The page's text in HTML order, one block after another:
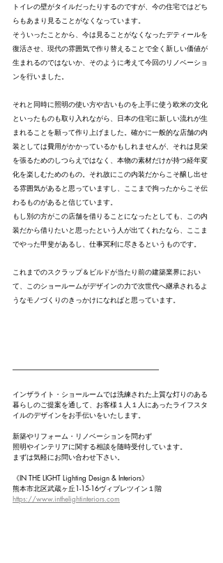
トイレの壁がタイルだったりするのですが、今の住宅ではどち
らもあまり見ることがなくなっています。
そういったことから、今は見ることがなくなったデティールを
復活させ、現代の雰囲気で作り替えることで全く新しい価値が
生まれるのではないか、そのように考えて今回のリノベーショ
ンを行いました。
それと同時に照明の使い方や古いものを上手に使う欧米の文化
といったものも取り入れながら、日本の住宅に新しい流れが生
まれることを願って作り上げました。確かに一般的な店舗の内
装としては費用がかかっているかもしれませんが、それは見栄
を張るためのしつらえではなく、本物の素材だけが持つ経年変
化を楽しむためのもの。それ故にこの内装だからこそ醸し出せ
る雰囲気があると思っていますし、ここまで拘ったからこそ伝
わるものがあると信じています。
もし別の方がこの店舗を借りることになったとしても、この内
装だから借りたいと思ったという人が出てくれたなら、ここま
でやった甲斐があるし、仕事冥利に尽きるというものです。
これまでのスクラップ＆ビルドが当たり前の建築業界におい
て、このショールームがデザインの力で次世代へ継承されるよ
うなモノづくりのきっかけになればと思っています。
---------------------------------------------------------------------------------------------------------
インザライト・ショールームでは洗練された上質な灯りのある
暮らしのご提案を通して、お客様１人１人にあったライフスタ
イルのデザインをお手伝いをいたします。
新築やリフォーム・リノベーションを問わず
照明やインテリアに関する相談を随時受付しています。
まずは気軽にお問い合わせ下さい。
《IN THE LIGHT Lighting Design & Interiors》
熊本市北区武蔵ヶ丘1-15-16ヴィブレツイン１階
https://www.inthelightinteriors.com